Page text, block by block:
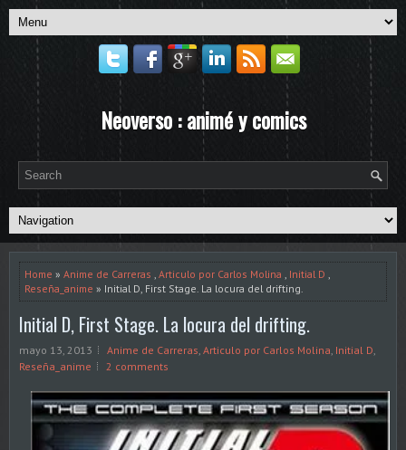
Neoverso : animé y comics
Home » Anime de Carreras , Articulo por Carlos Molina , Initial D ,
Reseña_anime » Initial D, First Stage. La locura del drifting.
Initial D, First Stage. La locura del drifting.
mayo 13, 2013 Anime de Carreras, Articulo por Carlos Molina, Initial D,
Reseña_anime
2 comments